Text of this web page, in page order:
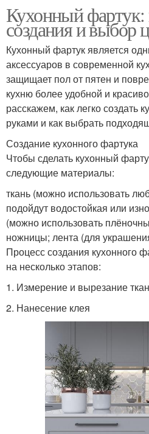
Кухонный фартук:
создания и выбор
Кухонный фартук является
аксессуаров в современной
защищает пол от пятен и
кухню более удобной и
расскажем, как легко создать
руками и как выбрать
Создание кухонного фартука
Чтобы сделать кухонный
следующие материалы:
ткань (можно использовать
подойдут водостойкая или
(можно использовать
ножницы; лента (для
Процесс создания кухонного
на несколько этапов:
1. Измерение и вырезание
2. Нанесение клея